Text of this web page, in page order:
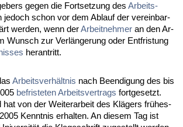
ge­gen die Fort­set­zung des Ar­beits­
je­doch schon vor dem Ab­lauf der ver­ein­bar­
wer­den, wenn derAr­beit­neh­mer an den Ar­
Wunsch zur Verlänge­rung oder Ent­fris­tung
her­an­tritt.
Ar­beits­verhält­nis nach Be­en­di­gung des bis
be­fris­te­ten Ar­beits­ver­trags fort­ge­setzt.
hat von der Wei­ter­ar­beit des Klägers frühes­
Kennt­nis er­hal­ten. An die­sem Tag ist